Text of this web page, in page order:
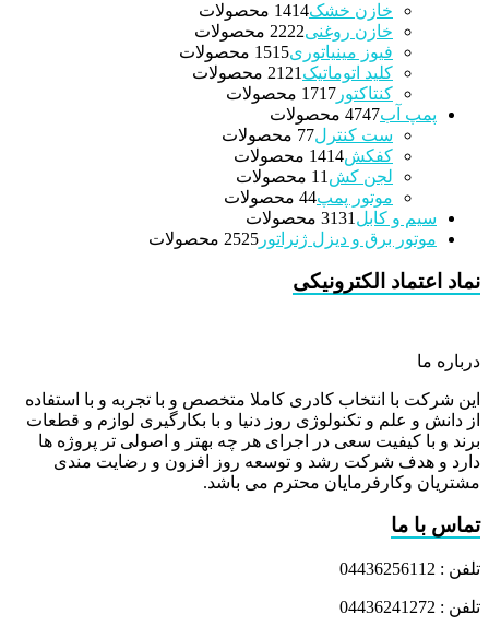
خازن خشک
1414 محصولات
خازن روغنی
2222 محصولات
فیوز مینیاتوری
1515 محصولات
کلید اتوماتیک
21 21 محصولات
کنتاکتور
1717 محصولات
پمپ آب
4747 محصولات
ست کنترل 77 محصولات
کفکش
1414 محصولات
لجن کش
1 1 محصولات
موتور پمپ 44 محصولات
سیم و کابل
3131 محصولات
موتور برق و دیزل ژنراتور
2525 محصولات
نماد اعتماد الکترونیکی
درباره ما
این شرکت با انتخاب کادری کاملا متخصص و با تجربه و با استفاده
از دانش و علم و تکنولوژی روز دنیا و با بکارگیری لوازم و قطعات
برند و با کیفیت سعی در اجرای هر چه بهتر و اصولی تر پروژه ها
دارد و هدف شرکت رشد و توسعه روز افزون و رضایت مندی
مشتریان وکارفرمایان محترم می باشد.
تماس با ما
تلفن : 04436256112
تلفن : 04436241272